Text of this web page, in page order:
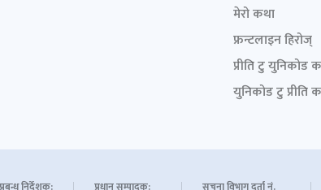
मेरो कथा
फ्रन्टलाइन हिरोज्
प्रीति टु युनिकोड
युनिकोड टु प्रीति
निर्देशक: प्रधान सम्पादक: सूचना विभाग दर्ता नं.